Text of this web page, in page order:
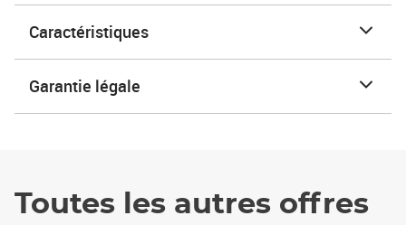
Caractéristiques
Garantie légale
Toutes les autres offres